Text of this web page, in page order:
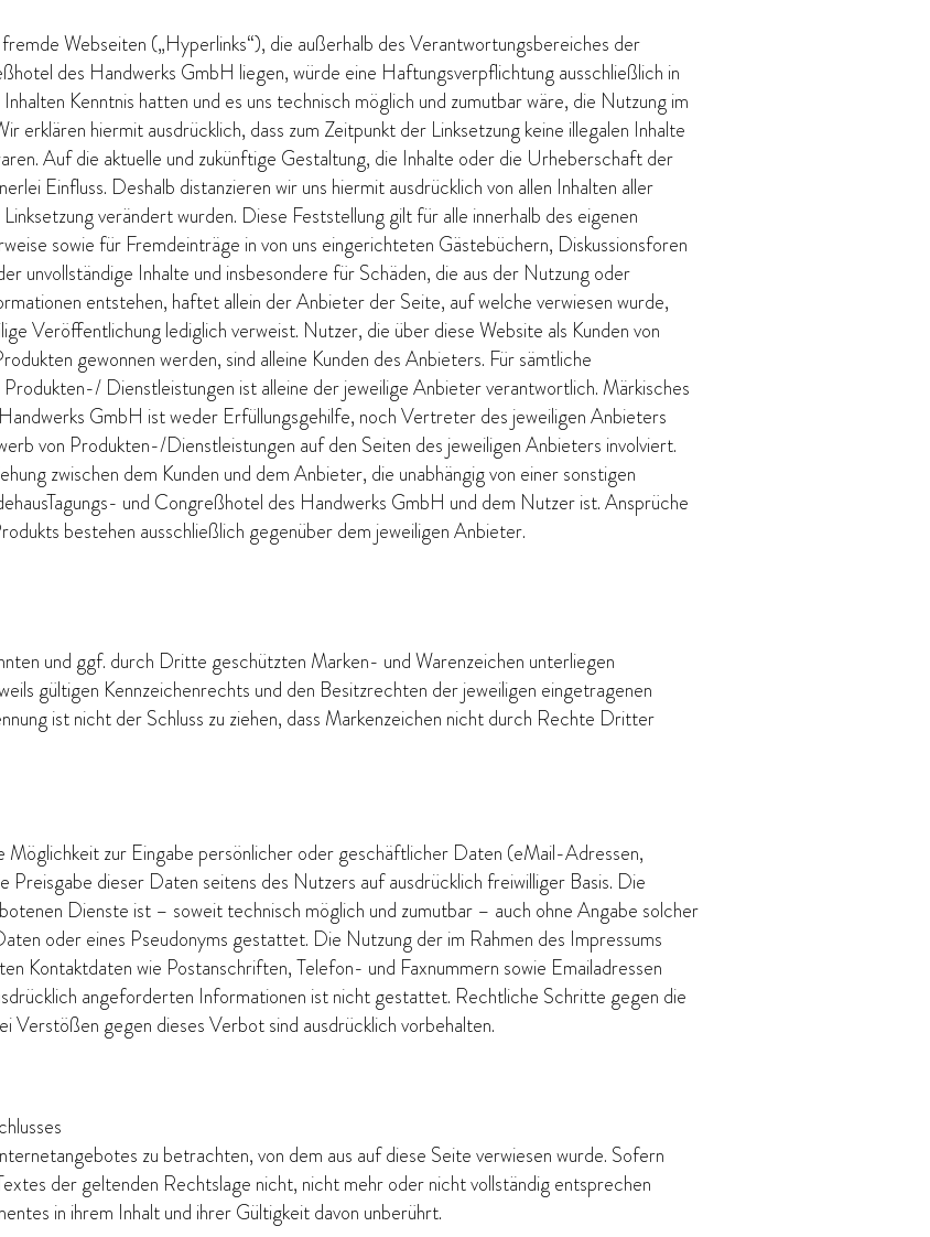
Webseiten („Hyperlinks“), die außerhalb des Verantwortungsbereiches der
des Handwerks GmbH liegen, würde eine Haftungsverpflichtung ausschließlich in
Kenntnis hatten und es uns technisch möglich und zumutbar wäre, die Nutzung im
erklären hiermit ausdrücklich, dass zum Zeitpunkt der Linksetzung keine illegalen Inhalte
Auf die aktuelle und zukünftige Gestaltung, die Inhalte oder die Urheberschaft der
Einfluss. Deshalb distanzieren wir uns hiermit ausdrücklich von allen Inhalten aller
verändert wurden. Diese Feststellung gilt für alle innerhalb des eigenen
sowie für Fremdeinträge in von uns eingerichteten Gästebüchern, Diskussionsforen
unvollständige Inhalte und insbesondere für Schäden, die aus der Nutzung oder
entstehen, haftet allein der Anbieter der Seite, auf welche verwiesen wurde,
Veröffentlichung lediglich verweist. Nutzer, die über diese Website als Kunden von
gewonnen werden, sind alleine Kunden des Anbieters. Für sämtliche
Dienstleistungen ist alleine der jeweilige Anbieter verantwortlich. Märkisches
GmbH ist weder Erfüllungsgehilfe, noch Vertreter des jeweiligen Anbieters
von Produkten-/Dienstleistungen auf den Seiten des jeweiligen Anbieters involviert.
zwischen dem Kunden und dem Anbieter, die unabhängig von einer sonstigen
und Congreßhotel des Handwerks GmbH und dem Nutzer ist. Ansprüche
bestehen ausschließlich gegenüber dem jeweiligen Anbieter.
und ggf. durch Dritte geschützten Marken- und Warenzeichen unterliegen
gültigen Kennzeichenrechts und den Besitzrechten der jeweiligen eingetragenen
ist nicht der Schluss zu ziehen, dass Markenzeichen nicht durch Rechte Dritter
Möglichkeit zur Eingabe persönlicher oder geschäftlicher Daten (eMail-Adressen,
dieser Daten seitens des Nutzers auf ausdrücklich freiwilliger Basis. Die
Dienste ist – soweit technisch möglich und zumutbar – auch ohne Angabe solcher
oder eines Pseudonyms gestattet. Die Nutzung der im Rahmen des Impressums
Kontaktdaten wie Postanschriften, Telefon- und Faxnummern sowie Emailadressen
angeforderten Informationen ist nicht gestattet. Rechtliche Schritte gegen die
Verstößen gegen dieses Verbot sind ausdrücklich vorbehalten.
zu betrachten, von dem aus auf diese Seite verwiesen wurde. Sofern
der geltenden Rechtslage nicht, nicht mehr oder nicht vollständig entsprechen
in ihrem Inhalt und ihrer Gültigkeit davon unberührt.